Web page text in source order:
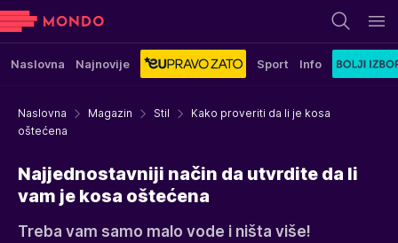
Naslovna Najnovije Sport Info
Naslovna Magazin Stil
Kako proveriti da li je kosa
oštećena
Najjednostavniji način da utvrdite da li
vam je kosa oštećena
Treba vam samo malo vode i ništa više!